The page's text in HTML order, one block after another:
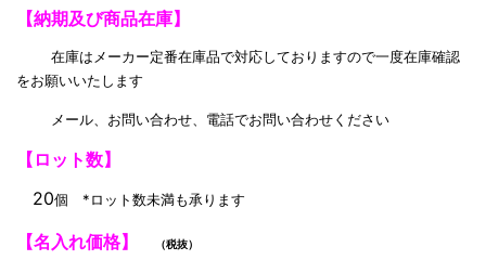
【納期及び商品在庫】
在庫はメーカー定番在庫品で対応しておりますので一度在庫確認
をお願いいたします
メール、お問い合わせ、電話でお問い合わせください
【ロット数】
20個 *ロット数未満も承ります
【名入れ価格】 （税抜）